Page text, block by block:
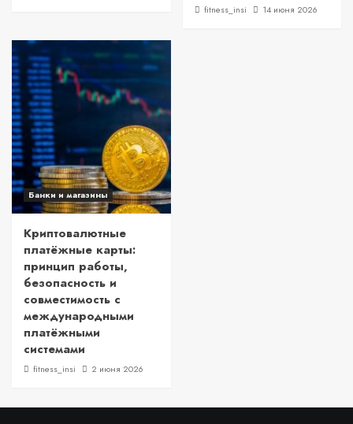
fitness_insi 14 июня 2026
Банки и магазины
Криптовалютные
платёжные карты:
принцип работы,
безопасность и
совместимость с
международными
платёжными
системами
fitness_insi 2 июня 2026